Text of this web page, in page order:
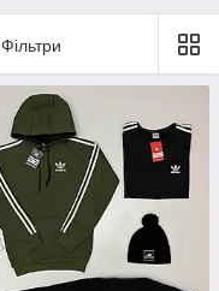
Фільтри